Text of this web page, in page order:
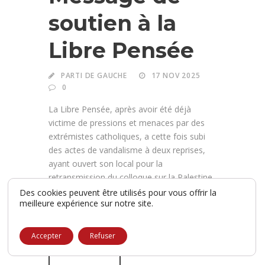
soutien à la
Libre Pensée
PARTI DE GAUCHE
17 NOV 2025
0
La Libre Pensée, après avoir été déjà
victime de pressions et menaces par des
extrémistes catholiques, a cette fois subi
des actes de vandalisme à deux reprises,
ayant ouvert son local pour la
retransmission du colloque sur la Palestine,
organisé par le professeur Laurens du
Collège de France. Nul ne doit ni ne pourra
Des cookies peuvent être utilisés pour vous offrir la
meilleure expérience sur notre site.
Accepter Refuser